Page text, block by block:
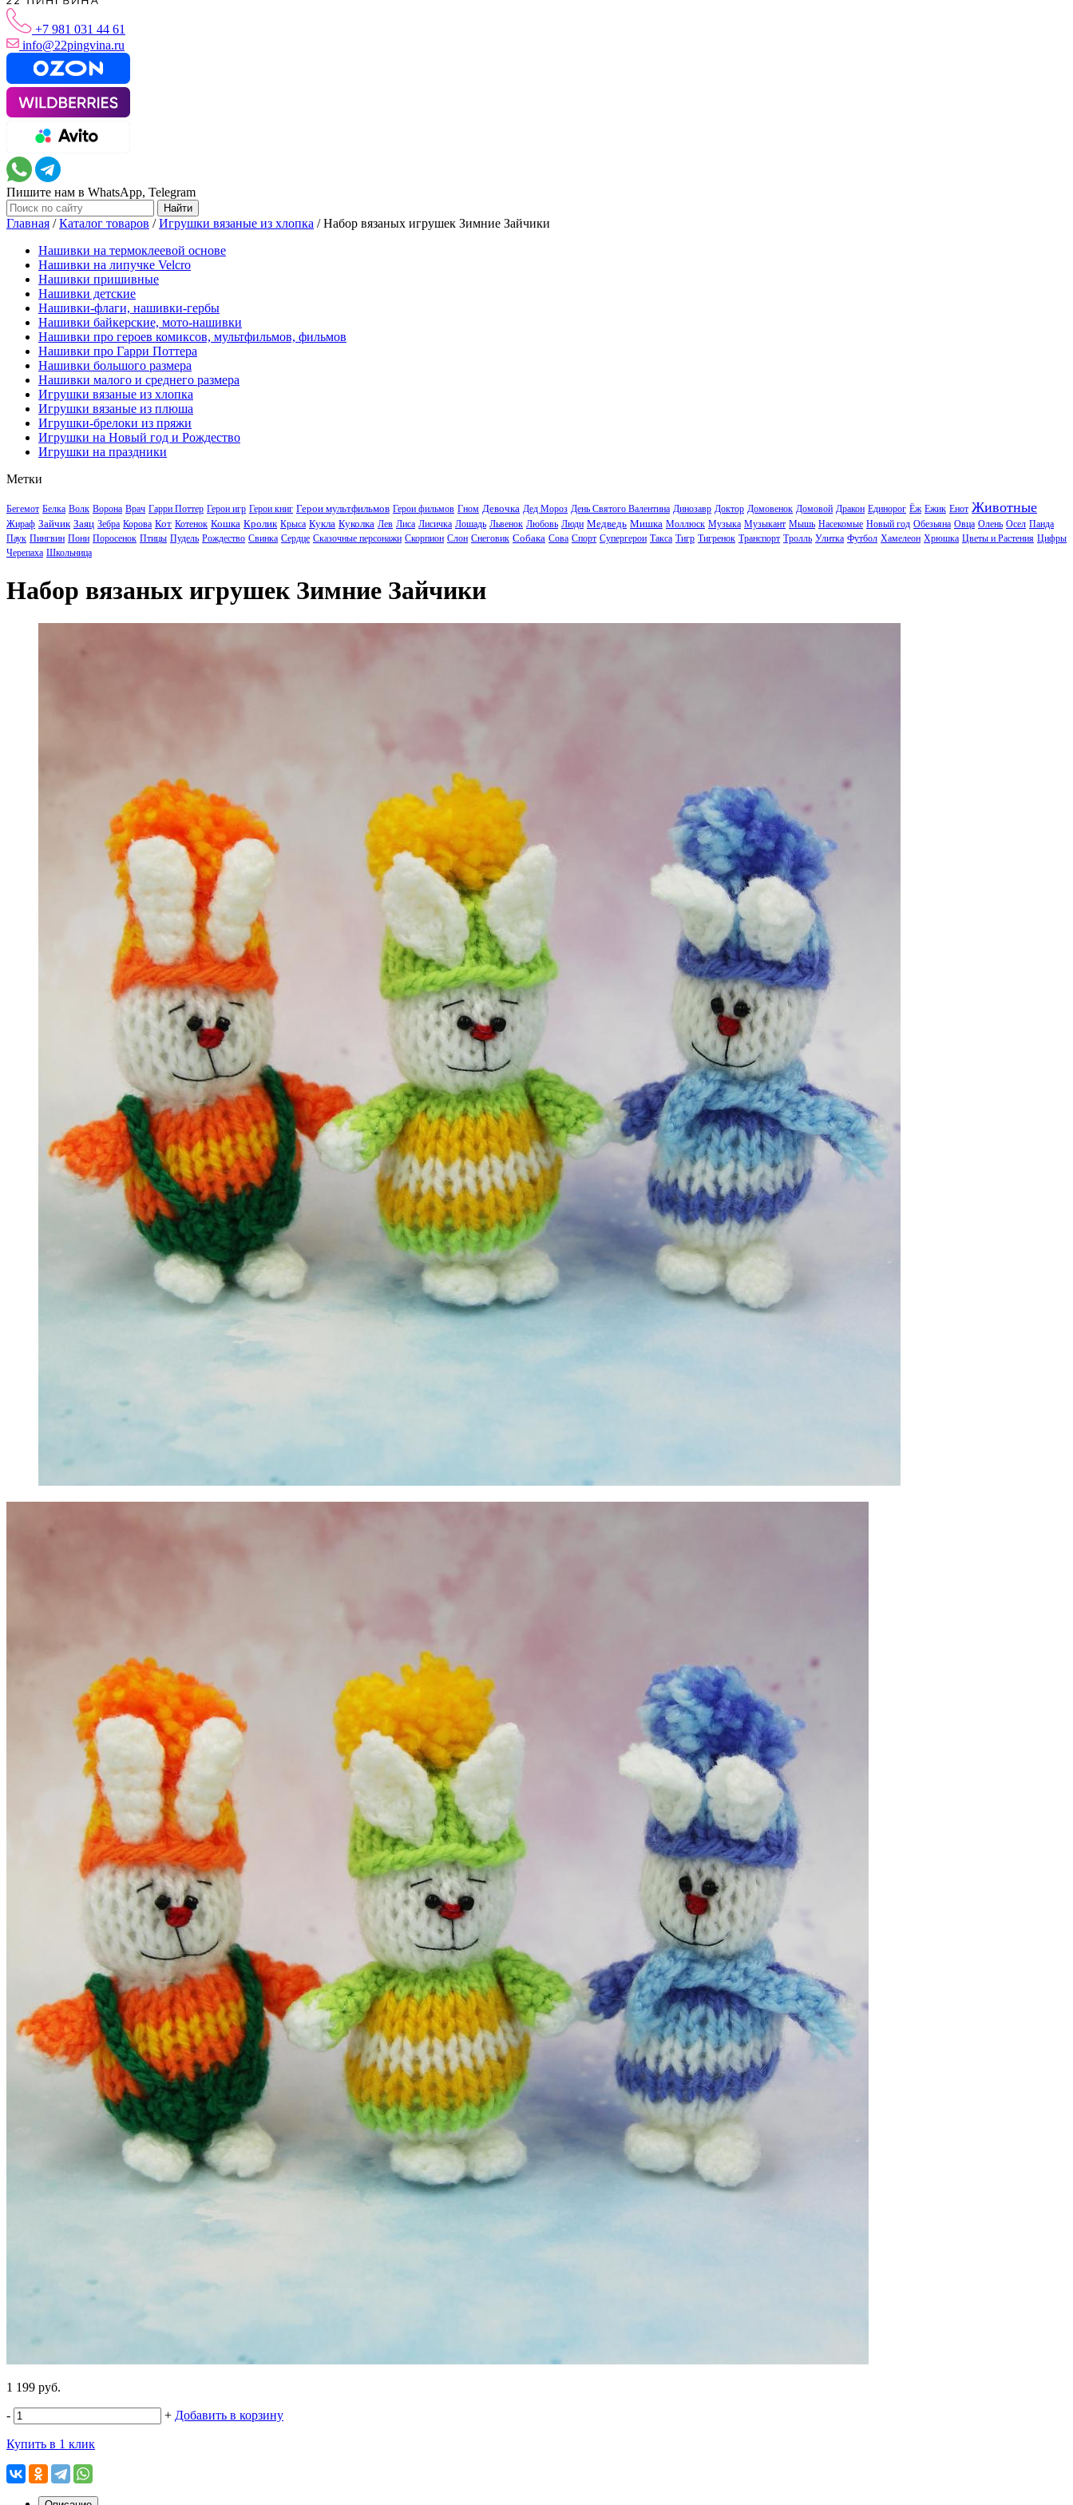
+7 981 031 44 61
info@22pingvina.ru
Пишите нам в WhatsApp, Telegram
Главная /Каталог товаров /Игрушки вязаные из хлопка /Набор вязаных игрушек Зимние Зайчики
Нашивки на термоклеевой основе
Нашивки на липучке Velcro
Нашивки пришивные
Нашивки детские
Нашивки-флаги, нашивки-гербы
Нашивки байкерские, мото-нашивки
Нашивки про героев комиксов, мультфильмов, фильмов
Нашивки про Гарри Поттера
Нашивки большого размера
Нашивки малого и среднего размера
Игрушки вязаные из хлопка
Игрушки вязаные из плюша
Игрушки-брелоки из пряжи
Игрушки на Новый год и Рождество
Игрушки на праздники
Метки
Бегемот Белка Волк Ворона Врач Гарри Поттер Герои игр Герои книг Герои мультфильмов Герои фильмов Гном Девочка Дед Мороз День Святого Валентина Динозавр Доктор Домовенок Домовой Дракон Единорог Ёж Ежик Енот Животные
Жираф Зайчик Заяц Зебра Корова Кот Котенок Кошка Кролик Крыса Кукла Куколка Лев Лиса Лисичка Лошадь Львенок Любовь Люди Медведь Мишка Моллюск Музыка Музыкант Мышь Насекомые Новый год Обезьяна Овца Олень Осел Панда
Паук Пингвин Пони Поросенок Птицы Пудель Рождество Свинка Сердце Сказочные персонажи Скорпион Слон Снеговик Собака Сова Спорт Супергерои Такса Тигр Тигренок Транспорт Тролль Улитка Футбол Хамелеон Хрюшка Цветы и Растения Цифры
Черепаха Школьница
Набор вязаных игрушек Зимние Зайчики
1 199 руб.
- + Добавить в корзину
Купить в 1 клик